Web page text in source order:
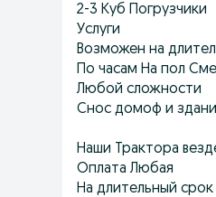
2-3 Куб Погрузчики
Услуги
Возможен на
По часам На пол
Любой сложности
Снос домоф и
Наши Трактора
Оплата Любая
На длительный